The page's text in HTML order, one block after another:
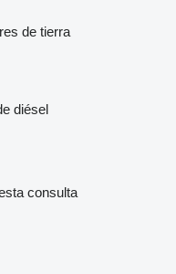
de tierra
diésel
consulta